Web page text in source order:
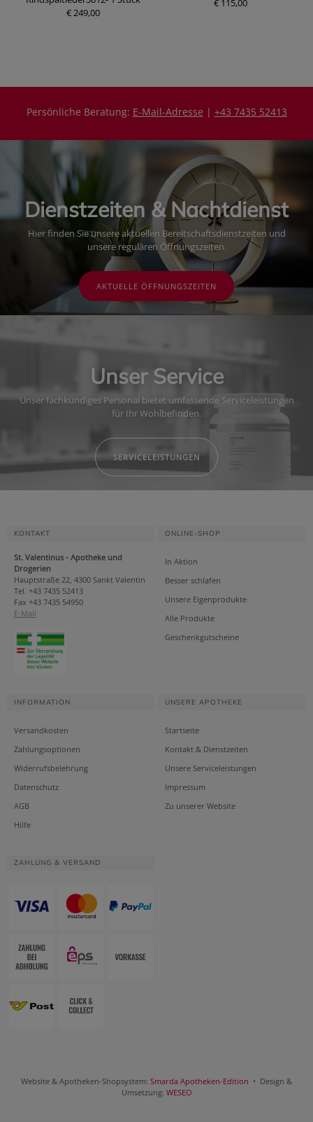
€ 249,00
€ 115,00
r
Persönliche Beratung: E-Mail-Adresse | +43 7435 52413
Dienstzeiten & Nachtdienst
Hier finden Sie unsere aktuellen Bereitschaftsdienstzeiten und
unsere regulären Öffnungszeiten.
AKTUELLE ÖFFNUNGSZEITEN
Unser Service
Unser fachkundiges Personal bietet umfassende Serviceleistungen
für Ihr Wohlbefinden.
SERVICELEISTUNGEN
KONTAKT
St. Valentinus - Apotheke und
Drogerien
Hauptstraße 22, 4300 Sankt Valentin
Tel. +43 7435 52413
Fax +43 7435 54950
E-Mail
ONLINE-SHOP
In Aktion
Besser schlafen
Unsere Eigenprodukte
Alle Produkte
Geschenkgutscheine
INFORMATION
Versandkosten
Zahlungsoptionen
Widerrufsbelehrung
Datenschutz
AGB
Hilfe
UNSERE APOTHEKE
Startseite
Kontakt & Dienstzeiten
Unsere Serviceleistungen
Impressum
Zu unserer Website
ZAHLUNG & VERSAND
Website & Apotheken-Shopsystem: Smarda Apotheken-Edition • Design &
Umsetzung: WESEO